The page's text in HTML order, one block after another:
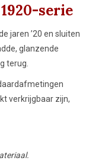
serie
jaren ’20 en sluiten
glanzende
terug.
verkrijgbaar zijn,